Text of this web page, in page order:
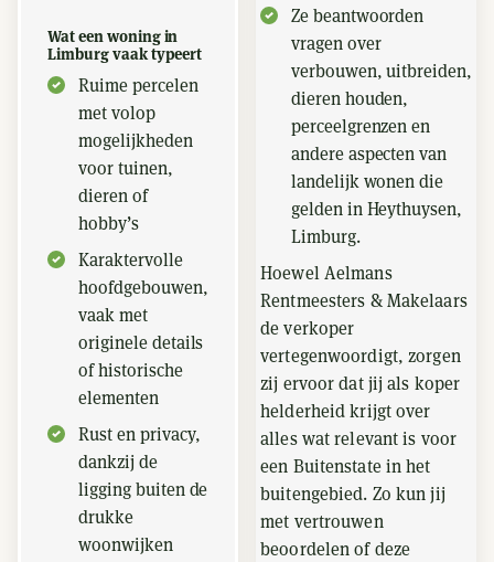
Wat een woning in
Limburg vaak typeert
Ruime percelen
met volop
mogelijkheden
voor tuinen,
dieren of
hobby’s
Karaktervolle
hoofdgebouwen,
vaak met
originele details
of historische
elementen
Rust en privacy,
dankzij de
ligging buiten de
drukke
woonwijken
Ze beantwoorden
vragen over
verbouwen, uitbreiden,
dieren houden,
perceelgrenzen en
andere aspecten van
landelijk wonen die
gelden in Heythuysen,
Limburg.
Hoewel Aelmans
Rentmeesters & Makelaars
de verkoper
vertegenwoordigt, zorgen
zij ervoor dat jij als koper
helderheid krijgt over
alles wat relevant is voor
een Buitenstate in het
buitengebied. Zo kun jij
met vertrouwen
beoordelen of deze